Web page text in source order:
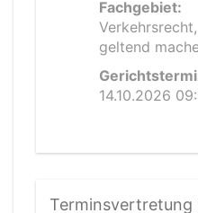
Fachgebiet:
geltend
14.10.2026
Terminsvertretung